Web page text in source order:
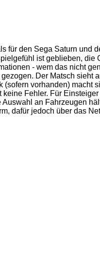
für den Sega Saturn und
ist geblieben, die
- wem das nicht
Der Matsch sieht
vorhanden) macht
Fehler. Für
an Fahrzeugen
dafür jedoch über das